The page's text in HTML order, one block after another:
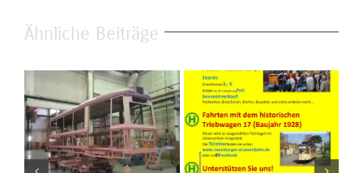
Ähnliche Beiträge